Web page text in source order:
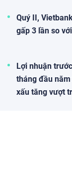
Quý II,
gấp 3 lần so
Lợi nhuận
tháng đầu
xấu tăng vượt